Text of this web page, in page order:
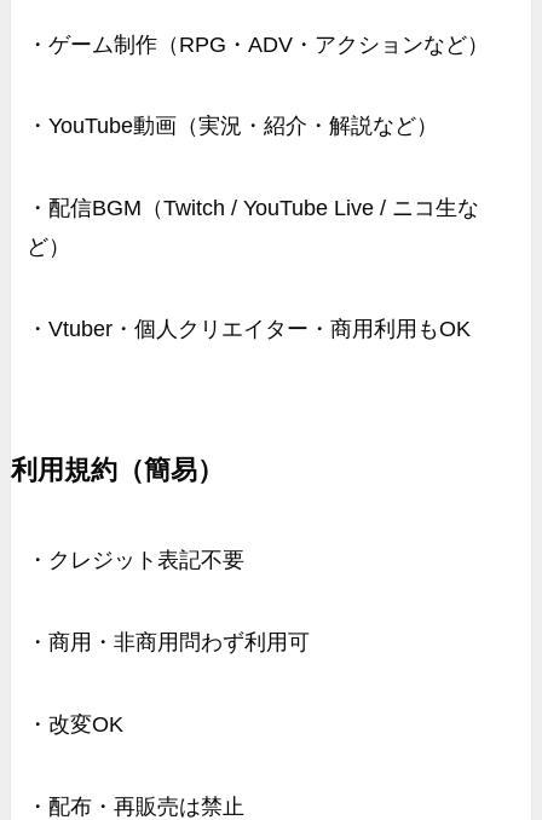
・ゲーム制作（RPG・ADV・アクションなど）
・YouTube動画（実況・紹介・解説など）
・配信BGM（Twitch / YouTube Live / ニコ生な
ど）
・Vtuber・個人クリエイター・商用利用もOK
利用規約（簡易）
・クレジット表記不要
・商用・非商用問わず利用可
・改変OK
・配布・再販売は禁止